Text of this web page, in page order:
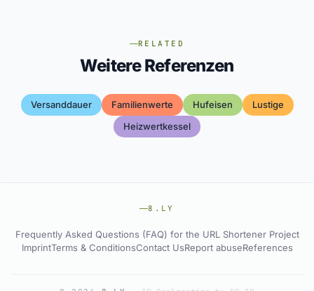
RELATED
Weitere Referenzen
Versanddauer Familienwerte Hufeisen
Lustige
Heizwertkessel
8.LY
Frequently Asked Questions (FAQ) for the URL Shortener Project
ImprintTerms & ConditionsContact UsReport abuseReferences